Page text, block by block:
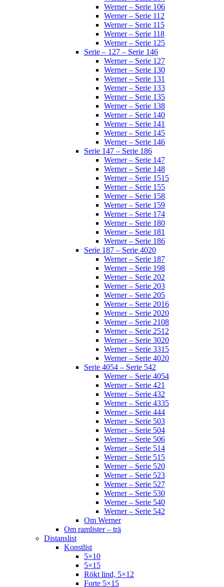
Werner – Serie 106
Werner – Serie 112
Werner – Serie 115
Werner – Serie 118
Werner – Serie 125
Serie – 127 – Serie 146
Werner – Serie 127
Werner – Serie 130
Werner – Serie 131
Werner – Serie 133
Werner – Serie 135
Werner – Serie 138
Werner – Serie 140
Werner – Serie 141
Werner – Serie 145
Werner – Serie 146
Serie 147 – Serie 186
Werner – Serie 147
Werner – Serie 148
Werner – Serie 1515
Werner – Serie 155
Werner – Serie 158
Werner – Serie 159
Werner – Serie 174
Werner – Serie 180
Werner – Serie 181
Werner – Serie 186
Serie 187 – Serie 4020
Werner – Serie 187
Werner – Serie 198
Werner – Serie 202
Werner – Serie 203
Werner – Serie 205
Werner – Serie 2016
Werner – Serie 2020
Werner – Serie 2108
Werner – Serie 2512
Werner – Serie 3020
Werner – Serie 3315
Werner – Serie 4020
Serie 4054 – Serie 542
Werner – Serie 4054
Werner – Serie 421
Werner – Serie 432
Werner – Serie 4335
Werner – Serie 444
Werner – Serie 503
Werner – Serie 504
Werner – Serie 506
Werner – Serie 514
Werner – Serie 515
Werner – Serie 520
Werner – Serie 523
Werner – Serie 527
Werner – Serie 530
Werner – Serie 540
Werner – Serie 542
Om Werner
Om ramlister – trä
Distanslist
Konstlist
5×10
5×15
Rökt lind, 5×12
Forte 5×15